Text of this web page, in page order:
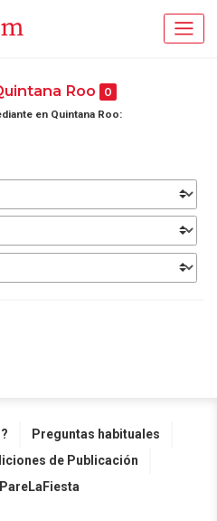
Roo 0
en Quintana Roo:
Preguntas habituales
de Publicación